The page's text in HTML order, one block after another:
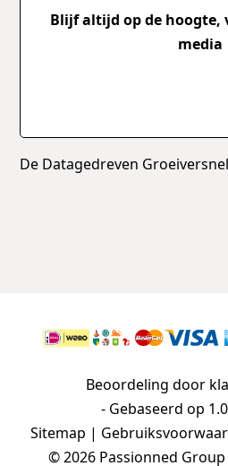
Blijf altijd op de hoogte,
media
De Datagedreven
Beoordeling door
- Gebaseerd op
Sitemap |
© 2026 Passionned